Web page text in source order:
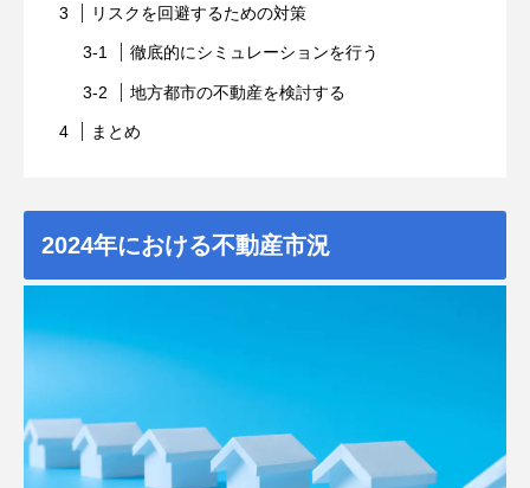
リスクを回避するための対策
徹底的にシミュレーションを行う
地方都市の不動産を検討する
まとめ
2024年における不動産市況